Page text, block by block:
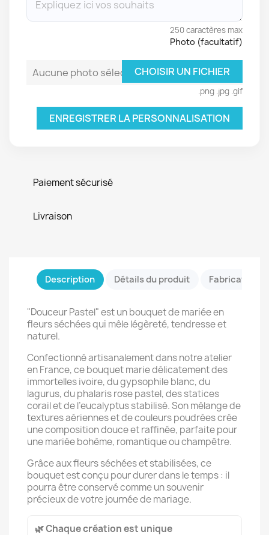
250 caractères max
Photo (facultatif)
Aucune photo sélectionnéeCHOISIR UN FICHIER
.png .jpg .gif
ENREGISTRER LA PERSONNALISATION
Paiement sécurisé
Livraison
Description Détails du produit Fabrication
"Douceur Pastel" est un bouquet de mariée en
fleurs séchées qui mêle légèreté, tendresse et
naturel.
Confectionné artisanalement dans notre atelier
en France, ce bouquet marie délicatement des
immortelles ivoire, du gypsophile blanc, du
lagurus, du phalaris rose pastel, des statices
corail et de l’eucalyptus stabilisé. Son mélange de
textures aériennes et de couleurs poudrées crée
une composition douce et raffinée, parfaite pour
une mariée bohème, romantique ou champêtre.
Grâce aux fleurs séchées et stabilisées, ce
bouquet est conçu pour durer dans le temps : il
pourra être conservé comme un souvenir
précieux de votre journée de mariage.
🌿 Chaque création est unique